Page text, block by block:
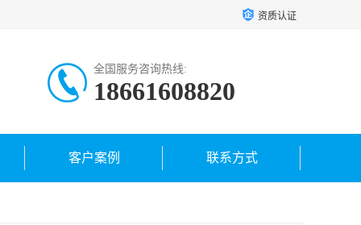
资质认证
全国服务咨询热线:
18661608820
客户案例 联系方式